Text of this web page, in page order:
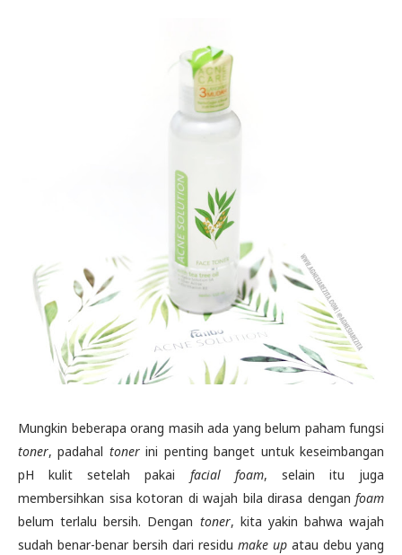
Mungkin beberapa orang masih ada yang belum paham fungsi
toner, padahal tonerini penting banget untuk keseimbangan
pH kulit setelah pakai facial foam, selain itu juga
membersihkan sisa kotoran di wajah bila dirasa dengan foam
belum terlalu bersih. Dengan toner, kita yakin bahwa wajah
sudah benar-benar bersih dari residu make up atau debu yang